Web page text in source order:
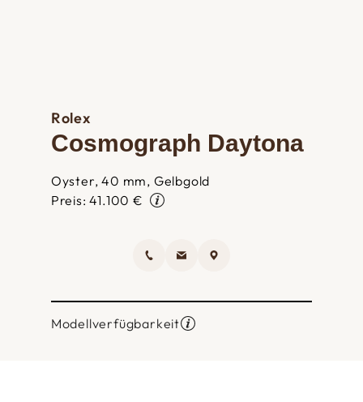
Rolex
Cosmograph Daytona
Oyster, 40 mm, Gelbgold
Preis: 41.100 €
Modellverfügbarkeit